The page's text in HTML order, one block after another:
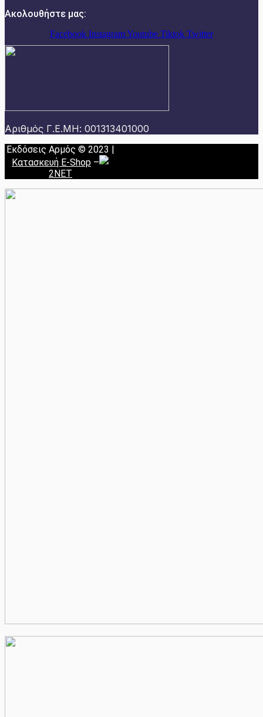
Ακολουθήστε μας:
Facebook InstagramYoutube Tiktok Twitter
Αριθμός Γ.Ε.ΜΗ: 001313401000
Εκδόσεις Αρμός © 2023 |
Κατασκευή E-Shop –
2NET